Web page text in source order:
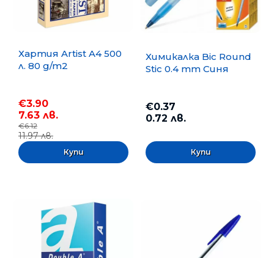
Хартия Artist A4 500
л. 80 g/m2
€3.90
7.63 лв.
€6.12
11.97 лв.
Химикалка Bic Round
Stic 0.4 mm Синя
€0.37
0.72 лв.